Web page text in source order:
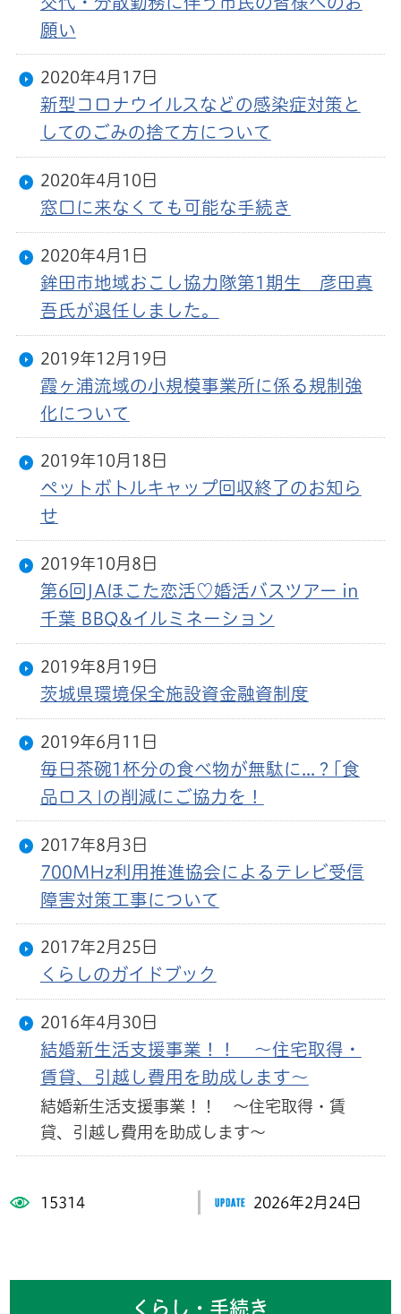
願い
2020年4月17日
新型コロナウイルスなどの感染症対策と
してのごみの捨て方について
2020年4月10日
窓口に来なくても可能な手続き
2020年4月1日
鉾田市地域おこし協力隊第1期生 彦田真
吾氏が退任しました。
2019年12月19日
霞ヶ浦流域の小規模事業所に係る規制強
化について
2019年10月18日
ペットボトルキャップ回収終了のお知ら
せ
2019年10月8日
第6回JAほこた恋活♡婚活バスツアー in
千葉 BBQ&イルミネーション
2019年8月19日
茨城県環境保全施設資金融資制度
2019年6月11日
毎日茶碗1杯分の食べ物が無駄に...？｢食
品ロス｣の削減にご協力を！
2017年8月3日
700MHz利用推進協会によるテレビ受信
障害対策工事について
2017年2月25日
くらしのガイドブック
2016年4月30日
結婚新生活支援事業！！ 〜住宅取得・
賃貸、引越し費用を助成します〜
結婚新生活支援事業！！ 〜住宅取得・賃
貸、引越し費用を助成します〜
15314 2026年2月24日
くらし・手続き